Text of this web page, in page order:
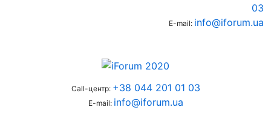
03
E-mail: info@iforum.ua
Call-центр: +38 044 201 01 03
E-mail: info@iforum.ua